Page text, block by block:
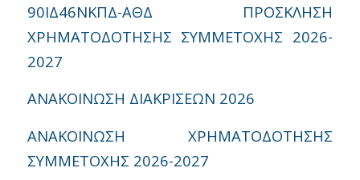
90ΙΔ46ΝΚΠΔ-ΑΘΔ ΠΡΟΣΚΛΗΣΗ
ΧΡΗΜΑΤΟΔΟΤΗΣΗΣ ΣΥΜΜΕΤΟΧΗΣ 2026-
2027
ΑΝΑΚΟΙΝΩΣΗ ΔΙΑΚΡΙΣΕΩΝ 2026
ΑΝΑΚΟΙΝΩΣΗ ΧΡΗΜΑΤΟΔΟΤΗΣΗΣ
ΣΥΜΜΕΤΟΧΗΣ 2026-2027